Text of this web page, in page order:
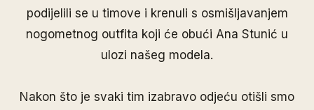
podijelili se u timove i krenuli s osmišljavanjem
nogometnog outfita koji će obući Ana Stunić u
ulozi našeg modela.
Nakon što je svaki tim izabravo odjeću otišli smo